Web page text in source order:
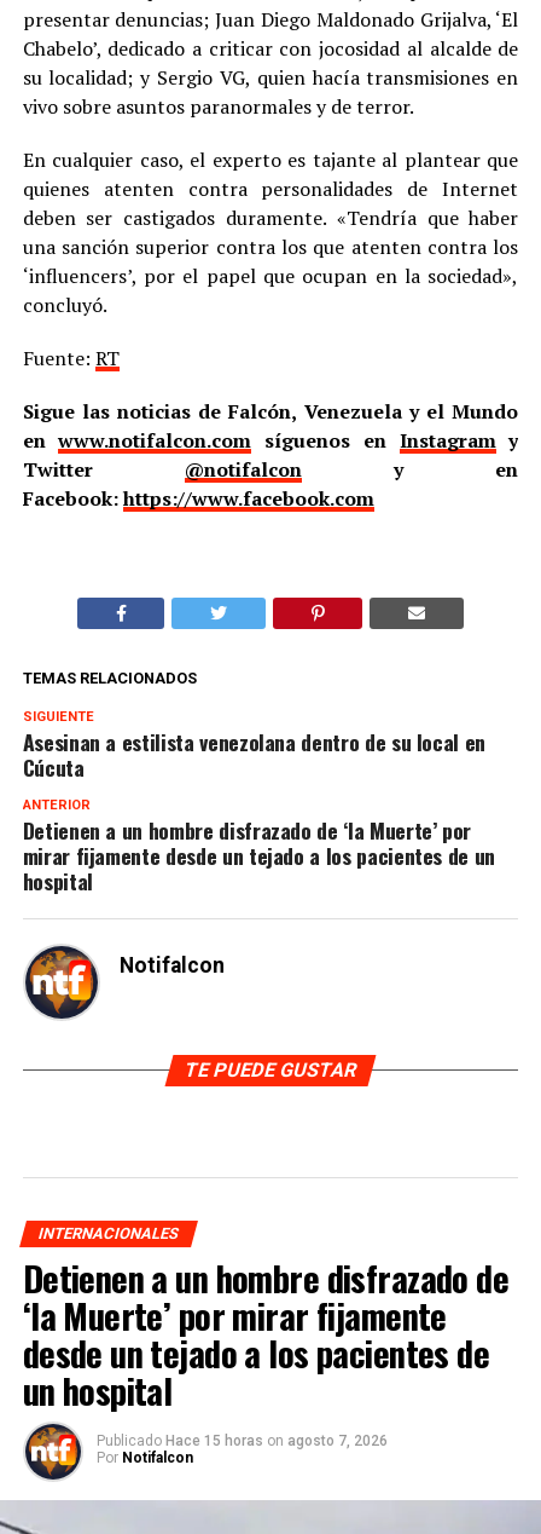
presentar denuncias; Juan Diego Maldonado Grijalva, ‘El
Chabelo’, dedicado a criticar con jocosidad al alcalde de
su localidad; y Sergio VG, quien hacía transmisiones en
vivo sobre asuntos paranormales y de terror.
En cualquier caso, el experto es tajante al plantear que
quienes atenten contra personalidades de Internet
deben ser castigados duramente. «Tendría que haber
una sanción superior contra los que atenten contra los
‘influencers’, por el papel que ocupan en la sociedad»,
concluyó.
Fuente: RT
Sigue las noticias de Falcón, Venezuela y el Mundo
enwww.notifalcon.com síguenos en Instagramy
Twitter @notifalcony en
Facebook:https://www.facebook.com
TEMAS RELACIONADOS
SIGUIENTE
Asesinan a estilista venezolana dentro de su local en
Cúcuta
ANTERIOR
Detienen a un hombre disfrazado de ‘la Muerte’ por
mirar fijamente desde un tejado a los pacientes de un
hospital
Notifalcon
TE PUEDE GUSTAR
INTERNACIONALES
Detienen a un hombre disfrazado de
‘la Muerte’ por mirar fijamente
desde un tejado a los pacientes de
un hospital
Publicado Hace 15 horas on agosto 7, 2026
Por Notifalcon